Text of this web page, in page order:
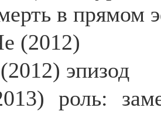
в прямом
(2012)
эпизод
роль: